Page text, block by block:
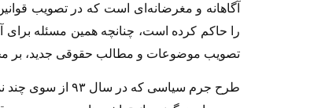
آگاهانه و مغرضانه‌اى است که در تصویب
را حاکم کرده است، چنانچه همین مسئله براى
تصویب موضوعات و مطالب حقوقى جدید، بر
طرح جرم سیاسى